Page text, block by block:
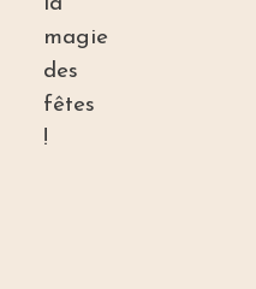
magie
des
fêtes
!